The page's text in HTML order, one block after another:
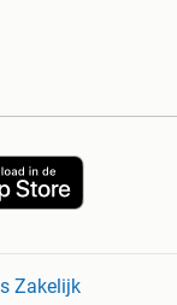
Zakelijk